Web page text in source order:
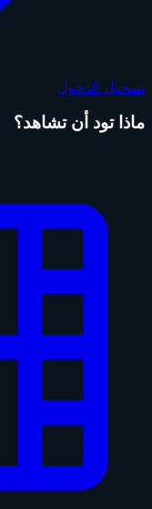
تسجيل الدخول
ماذا تود أن تشاهد؟